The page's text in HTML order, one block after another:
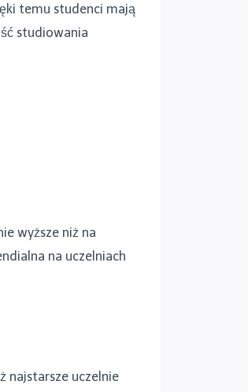
temu studenci mają
studiowania
wyższe niż na
na uczelniach
najstarsze uczelnie